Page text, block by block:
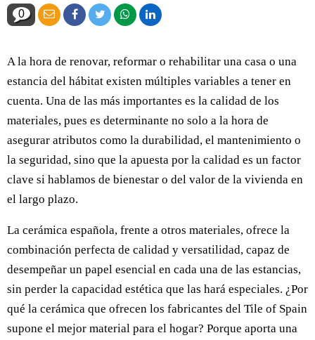
0
A la hora de renovar, reformar o rehabilitar una casa o una
estancia del hábitat existen múltiples variables a tener en
cuenta. Una de las más importantes es la calidad de los
materiales, pues es determinante no solo a la hora de
asegurar atributos como la durabilidad, el mantenimiento o
la seguridad, sino que la apuesta por la calidad es un factor
clave si hablamos de bienestar o del valor de la vivienda en
el largo plazo.
La cerámica española, frente a otros materiales, ofrece la
combinación perfecta de calidad y versatilidad, capaz de
desempeñar un papel esencial en cada una de las estancias,
sin perder la capacidad estética que las hará especiales. ¿Por
qué la cerámica que ofrecen los fabricantes del Tile of Spain
supone el mejor material para el hogar? Porque aporta una